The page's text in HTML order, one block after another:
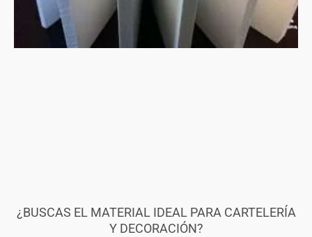
¿BUSCAS EL MATERIAL IDEAL PARA CARTELERÍA
Y DECORACIÓN?